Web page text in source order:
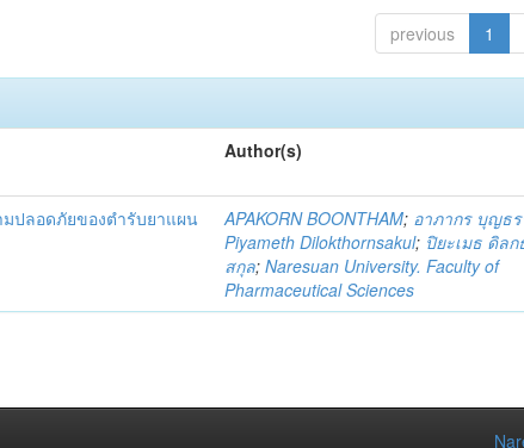
previous 1
Author(s)
ปลอดภัยของตำรับยาแผน
APAKORN BOONTHAM; อาภากร บุญธ
Piyameth Dilokthornsakul; ปิยะเมธ ดิลก
สกุล;Naresuan University. Faculty of
Pharmaceutical Sciences